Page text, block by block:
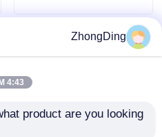
ZhongDing
4:43 AM
product are you looking